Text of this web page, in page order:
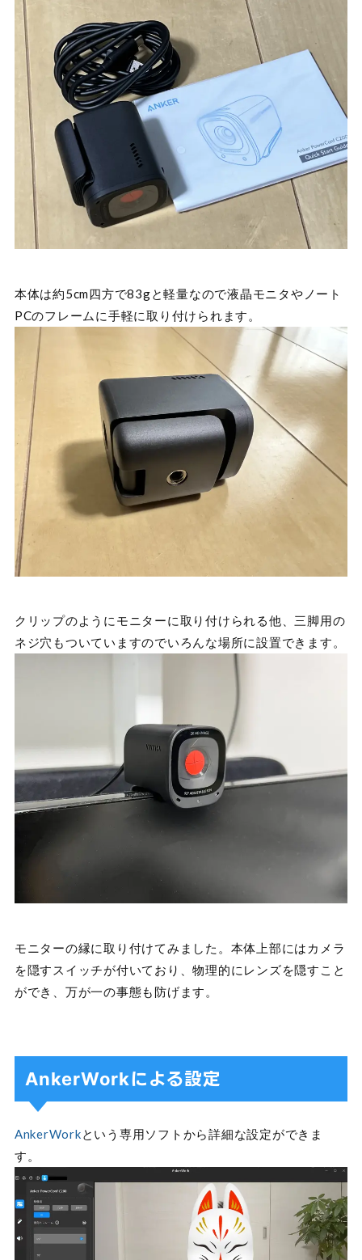
本体は約5cm四方で83gと軽量なので液晶モニタやノート
PCのフレームに手軽に取り付けられます。
クリップのようにモニターに取り付けられる他、三脚用の
ネジ穴もついていますのでいろんな場所に設置できます。
モニターの縁に取り付けてみました。本体上部にはカメラ
を隠すスイッチが付いており、物理的にレンズを隠すこと
ができ、万が一の事態も防げます。
AnkerWorkによる設定
AnkerWorkという専用ソフトから詳細な設定ができま
す。